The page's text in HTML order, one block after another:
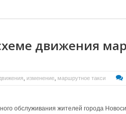
движения
, изменение, маршрутное такси
обслуживания жителей города